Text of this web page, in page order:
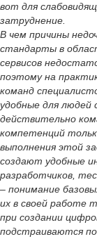
вот для
затруднение.
В чем причины
стандарты в
сервисов
поэтому на
команд
удобные для людей
действительно
компетенций
выполнения этой
создают удобные
разработчиков,
– понимание
их в своей работе
при создании
подстраиваются